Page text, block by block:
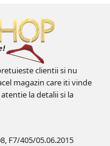
clientii si nu
magazin care iti vinde
la detalii si la
F7/405/05.06.2015